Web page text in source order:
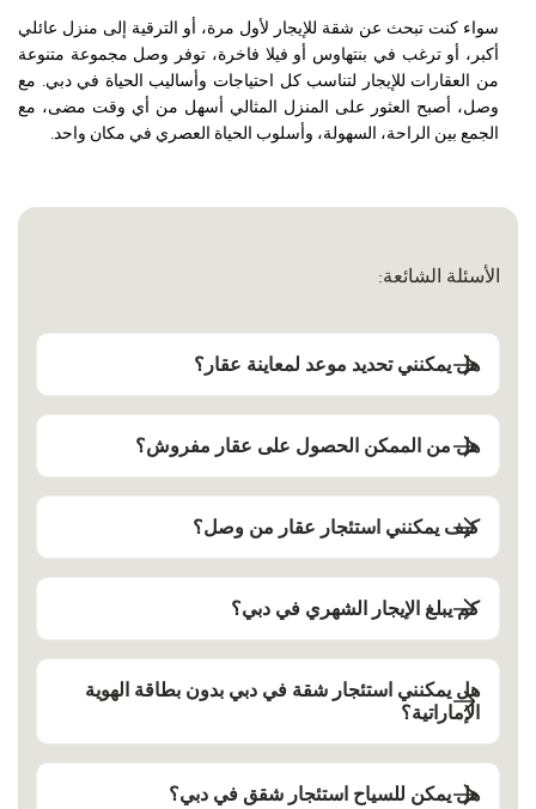
سواء كنت تبحث عن شقة للإيجار لأول مرة، أو الترقية إلى منزل عائلي
أكبر، أو ترغب في بنتهاوس أو فيلا فاخرة، توفر وصل مجموعة متنوعة
من العقارات للإيجار لتناسب كل احتياجات وأساليب الحياة في دبي. مع
وصل، أصبح العثور على المنزل المثالي أسهل من أي وقت مضى، مع
الجمع بين الراحة، السهولة، وأسلوب الحياة العصري في مكان واحد.
الأسئلة الشائعة:
هل يمكنني تحديد موعد لمعاينة عقار؟
هل من الممكن الحصول على عقار مفروش؟
كيف يمكنني استئجار عقار من وصل؟
كم يبلغ الإيجار الشهري في دبي؟
هل يمكنني استئجار شقة في دبي بدون بطاقة الهوية
الإماراتية؟
هل يمكن للسياح استئجار شقق في دبي؟